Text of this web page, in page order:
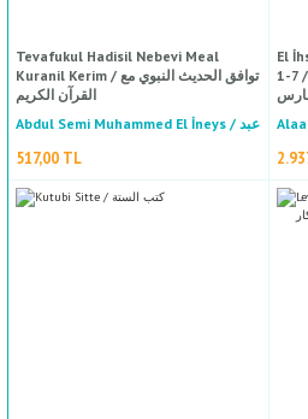
658,00 TL
Tevafukul Hadisil Nebevi Meal
Kuranil Kerim / توافق الحديث النبوي مع
القرآن الكريم
Abdul Semi Muhammed El İneys / عبد
السميع محمد الإنيس
517,00 TL
El
1-7 / الإحسان بترتيب صحيح ابن حبان ١-٧